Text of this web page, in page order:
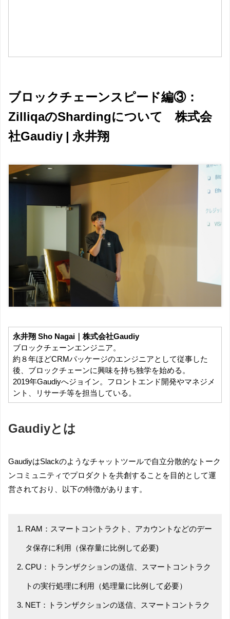
ブロックチェーンスピード編③：
ZilliqaのShardingについて 株式会
社Gaudiy | 永井翔
永井翔 Sho Nagai｜株式会社Gaudiy
ブロックチェーンエンジニア。
約８年ほどCRMパッケージのエンジニアとして従事した
後、ブロックチェーンに興味を持ち独学を始める。
2019年Gaudiyへジョイン。フロントエンド開発やマネジメ
ント、リサーチ等を担当している。
Gaudiyとは
GaudiyはSlackのようなチャットツールで自立分散的なトーク
ンコミュニティでプロダクトを共創することを目的として運
営されており、以下の特徴があります。
RAM：スマートコントラクト、アカウントなどのデー
タ保存に利用（保存量に比例して必要)
CPU：トランザクションの送信、スマートコントラク
トの実行処理に利用（処理量に比例して必要）
NET：トランザクションの送信、スマートコントラク